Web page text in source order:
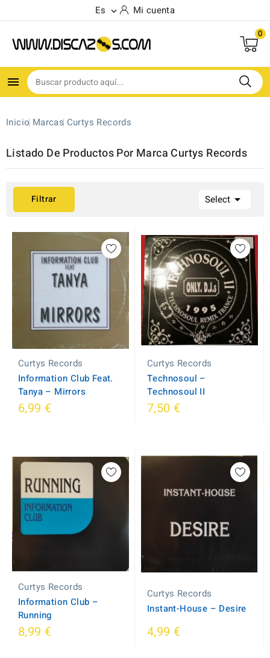
Es  Mi cuenta
0

Inicio Marcas Curtys Records
Listado De Productos Por Marca Curtys Records
Filtrar
(4)
Select 
Curtys Records
Information Club Feat.
Tanya ‎– Mirrors
6,99 €
Curtys Records
Technosoul ‎–
Technosoul II
7,50 €
Curtys Records
Information Club ‎–
Running
8,99 €
Curtys Records
Instant-House ‎– Desire
4,99 €